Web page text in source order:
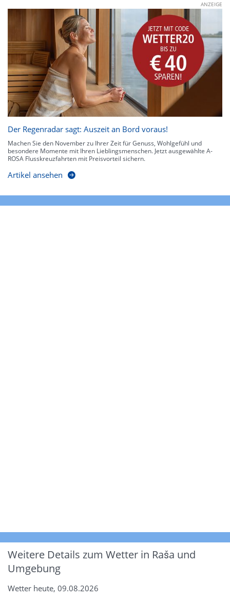
ANZEIGE
Der Regenradar sagt: Auszeit an Bord voraus!
Machen Sie den November zu Ihrer Zeit für Genuss, Wohlgefühl und
besondere Momente mit Ihren Lieblingsmenschen. Jetzt ausgewählte A-
ROSA Flusskreuzfahrten mit Preisvorteil sichern.
Artikel ansehen
Weitere Details zum Wetter in Raša und
Umgebung
Wetter heute, 09.08.2026